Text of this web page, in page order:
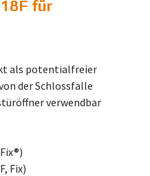
für
als potentialfreier
der Schlossfalle
verwendbar
Fix)